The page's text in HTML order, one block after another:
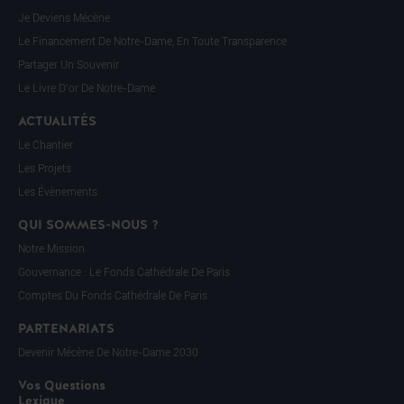
Je Deviens Mécène
Le Financement De Notre-Dame, En Toute Transparence
Partager Un Souvenir
Le Livre D’or De Notre-Dame
ACTUALITÉS
Le Chantier
Les Projets
Les Évènements
QUI SOMMES-NOUS ?
Notre Mission
Gouvernance : Le Fonds Cathédrale De Paris
Comptes Du Fonds Cathédrale De Paris
PARTENARIATS
Devenir Mécène De Notre-Dame 2030
Vos Questions
Lexique